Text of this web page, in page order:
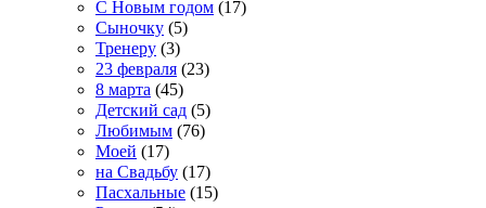
С Новым годом (17)
Сыночку (5)
Тренеру (3)
23 февраля (23)
8 марта (45)
Детский сад (5)
Любимым (76)
Моей (17)
на Свадьбу (17)
Пасхальные (15)